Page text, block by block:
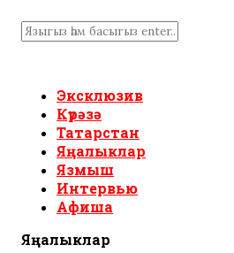
Эксклюзив
Күрәзә
Татарстан
Яңалыклар
Язмыш
Интервью
Афиша
Яңалыклар